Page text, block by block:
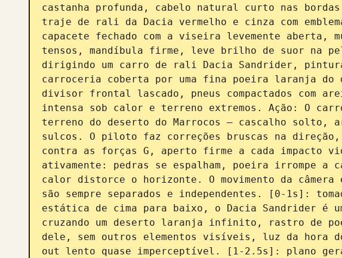
castanha profunda, cabelo natural curto nas
traje de rali da Dacia vermelho e cinza com
capacete fechado com a viseira levemente aberta,
tensos, mandíbula firme, leve brilho de suor na
dirigindo um carro de rali Dacia Sandrider,
carroceria coberta por uma fina poeira laranja do
divisor frontal lascado, pneus compactados com
intensa sob calor e terreno extremos. Ação: O
terreno do deserto do Marrocos — cascalho solto,
sulcos. O piloto faz correções bruscas na direção,
contra as forças G, aperto firme a cada impacto
ativamente: pedras se espalham, poeira irrompe a
calor distorce o horizonte. O movimento da câmera
são sempre separados e independentes. [0-1s]:
estática de cima para baixo, o Dacia Sandrider é
cruzando um deserto laranja infinito, rastro de
dele, sem outros elementos visíveis, luz da hora
out lento quase imperceptível. [1-2.5s]: plano